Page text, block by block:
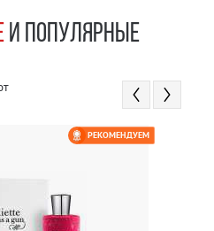
И ПОПУЛЯРНЫЕ
РЕКОМЕНДУЕМ